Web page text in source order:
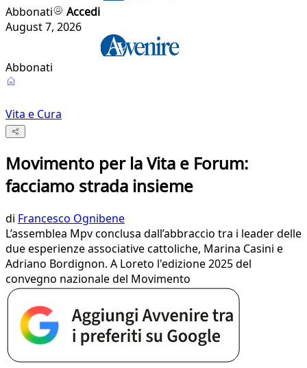
Abbonati
Accedi
August 7, 2026
Abbonati
Vita e Cura
Movimento per la Vita e Forum:
facciamo strada insieme
di Francesco Ognibene
L’assemblea Mpv conclusa dall’abbraccio tra i leader delle
due esperienze associative cattoliche, Marina Casini e
Adriano Bordignon. A Loreto l'edizione 2025 del
convegno nazionale del Movimento